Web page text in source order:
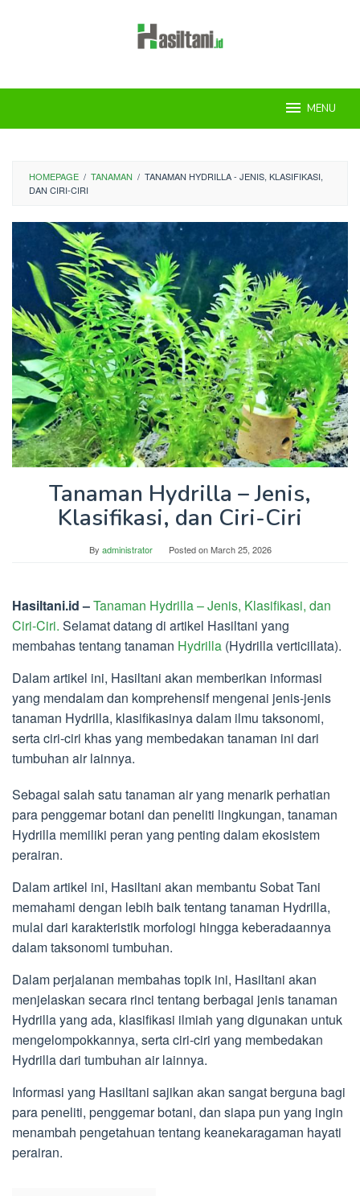
MENU
HOMEPAGE / TANAMAN / TANAMAN HYDRILLA - JENIS, KLASIFIKASI,
DAN CIRI-CIRI
Tanaman Hydrilla – Jenis,
Klasifikasi, dan Ciri-Ciri
By administrator Posted onMarch 25, 2026
Hasiltani.id –Tanaman Hydrilla – Jenis, Klasifikasi, dan
Ciri-Ciri. Selamat datang di artikel Hasiltani yang
membahas tentang tanaman Hydrilla (Hydrilla verticillata).
Dalam artikel ini, Hasiltani akan memberikan informasi
yang mendalam dan komprehensif mengenai jenis-jenis
tanaman Hydrilla, klasifikasinya dalam ilmu taksonomi,
serta ciri-ciri khas yang membedakan tanaman ini dari
tumbuhan air lainnya.
Sebagai salah satu tanaman air yang menarik perhatian
para penggemar botani dan peneliti lingkungan, tanaman
Hydrilla memiliki peran yang penting dalam ekosistem
perairan.
Dalam artikel ini, Hasiltani akan membantu Sobat Tani
memahami dengan lebih baik tentang tanaman Hydrilla,
mulai dari karakteristik morfologi hingga keberadaannya
dalam taksonomi tumbuhan.
Dalam perjalanan membahas topik ini, Hasiltani akan
menjelaskan secara rinci tentang berbagai jenis tanaman
Hydrilla yang ada, klasifikasi ilmiah yang digunakan untuk
mengelompokkannya, serta ciri-ciri yang membedakan
Hydrilla dari tumbuhan air lainnya.
Informasi yang Hasiltani sajikan akan sangat berguna bagi
para peneliti, penggemar botani, dan siapa pun yang ingin
menambah pengetahuan tentang keanekaragaman hayati
perairan.